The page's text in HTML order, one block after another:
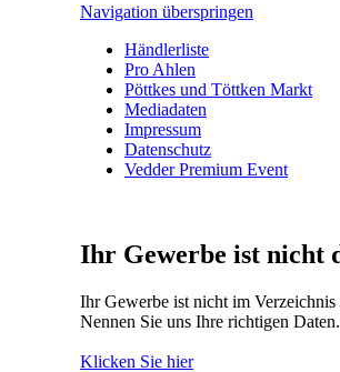
Navigation überspringen
Händlerliste
Pro Ahlen
Pöttkes und Töttken Markt
Mediadaten
Impressum
Datenschutz
Vedder Premium Event
Ihr Gewerbe ist nicht
Ihr Gewerbe ist nicht im
Nennen Sie uns Ihre richtigen
Klicken Sie hier